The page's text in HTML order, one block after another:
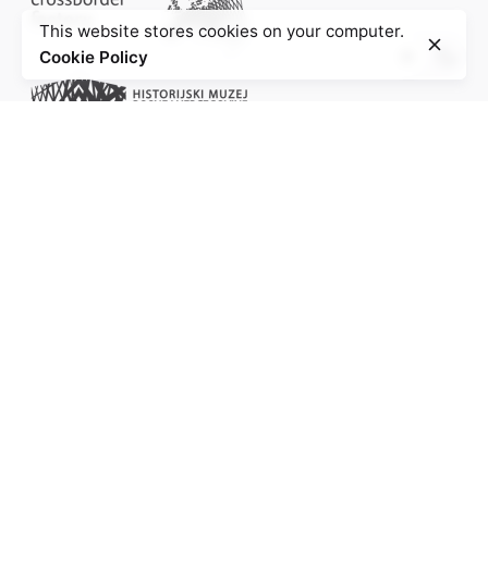
This website stores cookies on your computer.
Cookie Policy